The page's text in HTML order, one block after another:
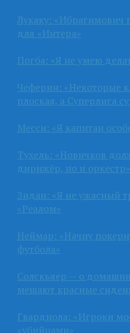
Лукаку: «Ибрагимович
для «Интера»
Погба: «Я не умею
Чеферин: «Некоторые
плоская, а Суперлига
Месси: «Я капитан
Тухель: «Новичков
дирижёр, но и оркестр»
Зидан: «Я не ужасный
«Реалом»
Неймар: «Начну
футбола»
Солскьяер — о
мешают красные
Гвардиола: «Игроки
«убийцами»